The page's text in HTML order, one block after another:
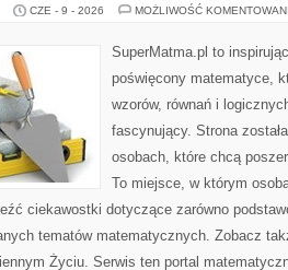
CZE - 9 - 2026 MOŻLIWOŚĆ
SuperMatma.pl to
poświęcony matematyce,
wzorów, równań i
fascynujący. Strona
osobach, które chcą
To miejsce, w którym
ciekawostki dotyczące zarówno
tematów matematycznych. Zobacz
Życiu. Serwis ten portal